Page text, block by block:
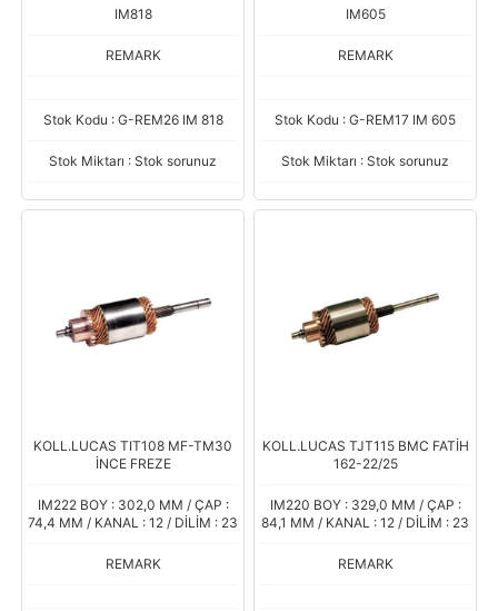
IM818
REMARK
Stok Kodu : G-REM26 IM 818
Stok Miktarı : Stok sorunuz
IM605
REMARK
Stok Kodu : G-REM17 IM 605
Stok Miktarı : Stok sorunuz
KOLL.LUCAS TIT108 MF-TM30
İNCE FREZE
IM222 BOY : 302,0 MM / ÇAP :
74,4 MM / KANAL : 12 / DİLİM : 23
REMARK
KOLL.LUCAS TJT115 BMC FATİH
162-22/25
IM220 BOY : 329,0 MM / ÇAP :
84,1 MM / KANAL : 12 / DİLİM : 23
REMARK